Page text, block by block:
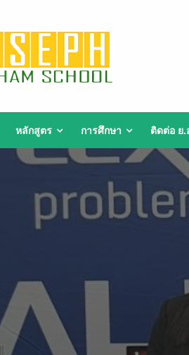
หลักสูตร การศึกษา ติดต่อ ย.